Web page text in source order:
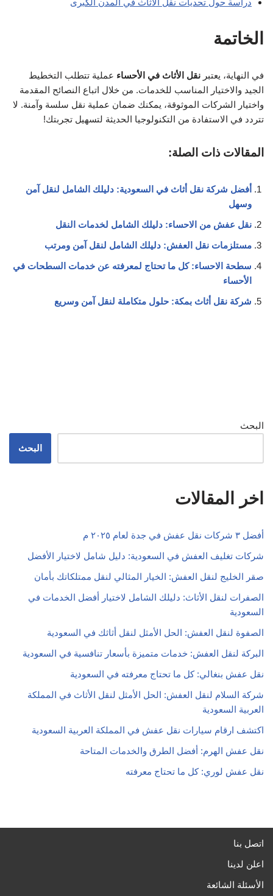
الخاتمة
في النهاية، يعتبر نقل الأثاث في الأحساء عملية تتطلب التخطيط
الجيد والاختيار المناسب للخدمات. من خلال اتباع النصائح المقدمة
واختيار الشركات الموثوقة، يمكنك ضمان عملية نقل سلسة وآمنة. لا
تتردد في الاستفادة من التكنولوجيا الحديثة لتسهيل تجربتك!
المقالات ذات الصلة:
أفضل شركة نقل أثاث في السعودية: دليلك الشامل لنقل آمن
وسهل
نقل عفش من الاحساء: دليلك الشامل لخدمات النقل
مستلزمات نقل العفش: دليلك الشامل لنقل آمن ومرتب
سطحة الاحساء: كل ما تحتاج لمعرفته عن خدمات السطحات في
الأحساء
شركة نقل أثاث بمكة: حلول متكاملة لنقل آمن وسريع
البحث
البحث
اخر المقالات
أفضل ٣ شركات نقل عفش في جدة لعام ٢٠٢٥ م
شركات تغليف العفش في السعودية: دليل شامل لاختيار الأفضل
صقر الخليج لنقل العفش: الخيار المثالي لنقل ممتلكاتك بأمان
الصفرات لنقل الأثاث: دليلك الشامل لاختيار أفضل الخدمات في
السعودية
الصفوة لنقل العفش: الحل الأمثل لنقل أثاثك في السعودية
البركة لنقل العفش: خدمات متميزة بأسعار تنافسية في السعودية
نقل عفش بنغالي: كل ما تحتاج معرفته في السعودية
شركة السلام لنقل العفش: الحل الأمثل لنقل الأثاث في المملكة
العربية السعودية
اكتشف ارقام سيارات نقل عفش في المملكة العربية السعودية
نقل عفش الهرم: أفضل الطرق والخدمات المتاحة
نقل عفش لوري: كل ما تحتاج معرفته
اتصل بنا
اعلن لدينا
الأسئلة الشائعة